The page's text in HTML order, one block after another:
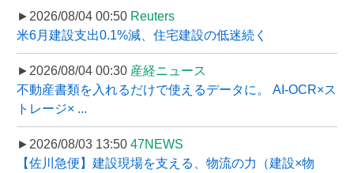
►2026/08/04 00:50 Reuters
米6月建設支出0.1%減、住宅建設の低迷続く
►2026/08/04 00:30 産経ニュース
不動産書類を入れるだけで使えるデータに。 AI-OCR×ス
トレージ× ...
►2026/08/03 13:50 47NEWS
【佐川急便】建設現場を支える、物流の力（建設×物